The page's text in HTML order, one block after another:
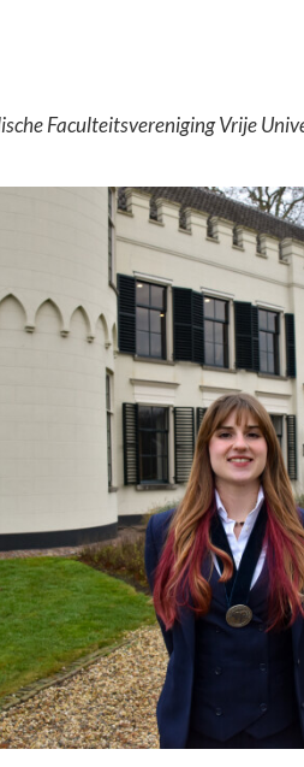
Faculteitsvereniging Vrije